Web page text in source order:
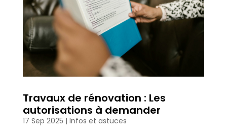
Travaux de rénovation : Les
autorisations à demander
17 Sep 2025 | Infos et astuces